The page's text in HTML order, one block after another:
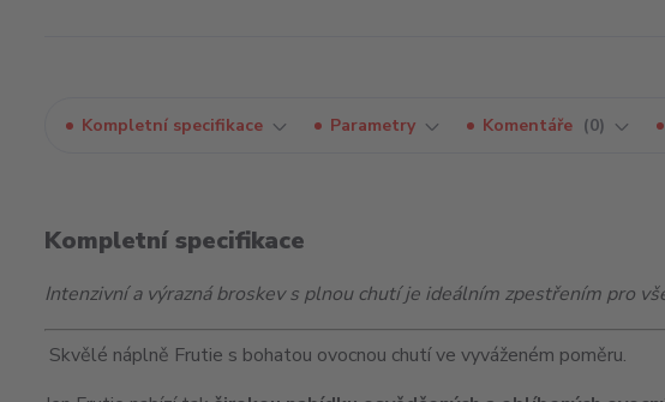
Kompletní specifikace Parametry Komentáře 0
Kompletní specifikace
Intenzivní a výrazná broskev s plnou chutí je ideálním zpestřením pro
Skvělé náplně Frutie s bohatou ovocnou chutí ve vyváženém poměru.